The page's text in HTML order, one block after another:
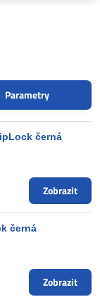
Parametry
černá
Zobrazit
černá
Zobrazit